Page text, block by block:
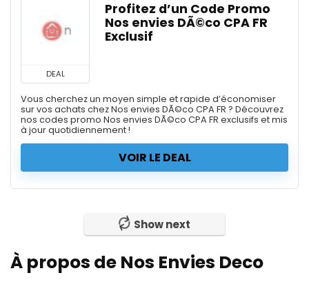
DEAL
Profitez d’un Code Promo
Nos envies DÃ©co CPA FR
Exclusif
Vous cherchez un moyen simple et rapide d’économiser
sur vos achats chez Nos envies DÃ©co CPA FR ? Découvrez
nos codes promo Nos envies DÃ©co CPA FR exclusifs et mis
à jour quotidiennement !
VOIR LE DEAL
Show next
À propos de Nos Envies Deco